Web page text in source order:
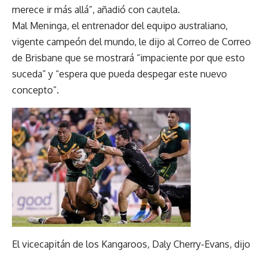
merece ir más allá”, añadió con cautela.
Mal Meninga, el entrenador del equipo australiano,
vigente campeón del mundo, le dijo al Correo de Correo
de Brisbane que se mostrará “impaciente por que esto
suceda” y “espera que pueda despegar este nuevo
concepto”.
El vicecapitán de los Kangaroos, Daly Cherry-Evans, dijo